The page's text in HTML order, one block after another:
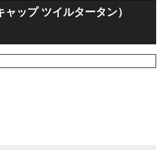
ップ ツイルタータン）